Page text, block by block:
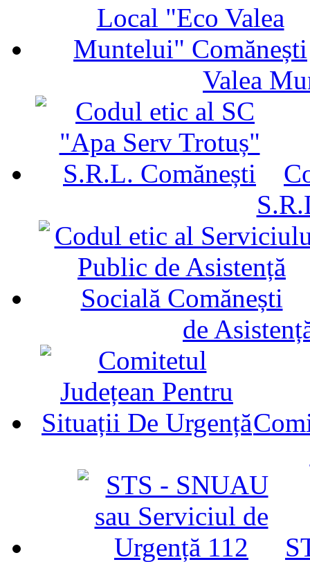
Valea
de